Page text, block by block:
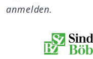
anmelden.